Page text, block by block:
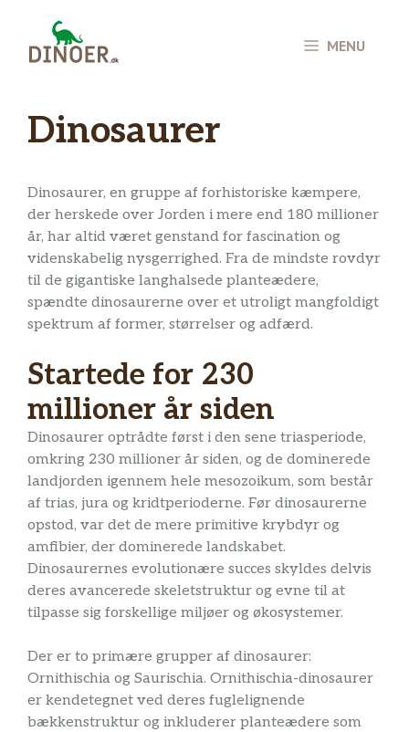
indhold
MENU
Dinosaurer
Dinosaurer, en gruppe af forhistoriske kæmpere,
der herskede over Jorden i mere end 180 millioner
år, har altid været genstand for fascination og
videnskabelig nysgerrighed. Fra de mindste rovdyr
til de gigantiske langhalsede planteædere,
spændte dinosaurerne over et utroligt mangfoldigt
spektrum af former, størrelser og adfærd.
Startede for 230
millioner år siden
Dinosaurer optrådte først i den sene triasperiode,
omkring 230 millioner år siden, og de dominerede
landjorden igennem hele mesozoikum, som består
af trias, jura og kridtperioderne. Før dinosaurerne
opstod, var det de mere primitive krybdyr og
amfibier, der dominerede landskabet.
Dinosaurernes evolutionære succes skyldes delvis
deres avancerede skeletstruktur og evne til at
tilpasse sig forskellige miljøer og økosystemer.
Der er to primære grupper af dinosaurer:
Ornithischia og Saurischia. Ornithischia-dinosaurer
er kendetegnet ved deres fuglelignende
bækkenstruktur og inkluderer planteædere som